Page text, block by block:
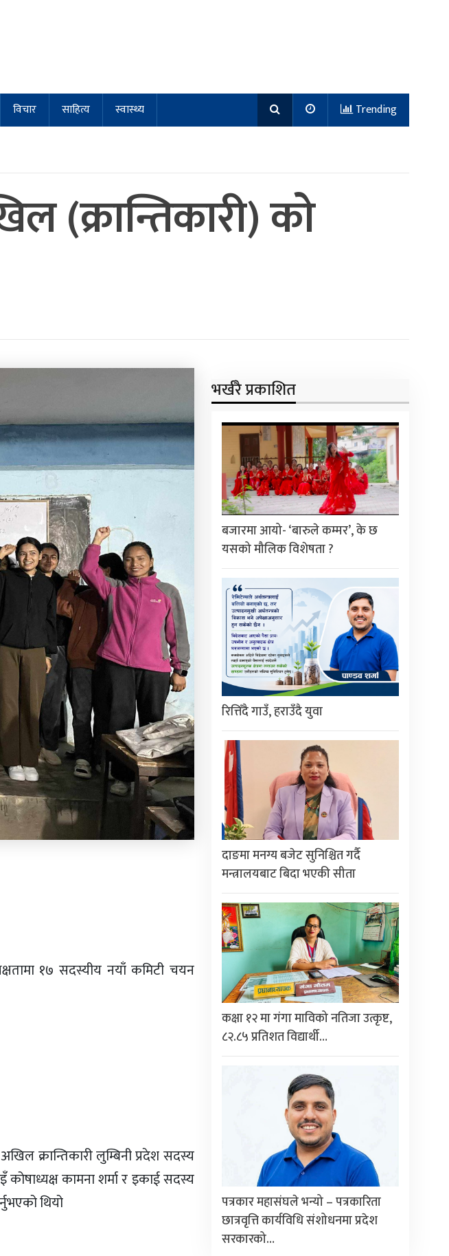
विचार साहित्य स्वास्थ्य Trending
(क्रान्तिकारी) काे
१७ सदस्यीय नयाँ कमिटी चयन
क्रान्तिकारी लुम्बिनी प्रदेश सदस्य
कामना शर्मा र इकाई सदस्य
थियो
भर्खरै प्रकाशित
बजारमा आयो- ‘बारुले कम्मर’, के छ
यसको मौलिक विशेषता ?
रित्तिँदै गाउँ, हराउँदै युवा
दाङमा मनग्य बजेट सुनिश्चित गर्दै
मन्त्रालयबाट बिदा भएकी सीता
कक्षा १२ मा गंगा माविको नतिजा उत्कृष्ट,
८२.८५ प्रतिशत विद्यार्थी…
पत्रकार महासंघले भन्यो – पत्रकारिता
छात्रवृत्ति कार्यविधि संशोधनमा प्रदेश
सरकारको…